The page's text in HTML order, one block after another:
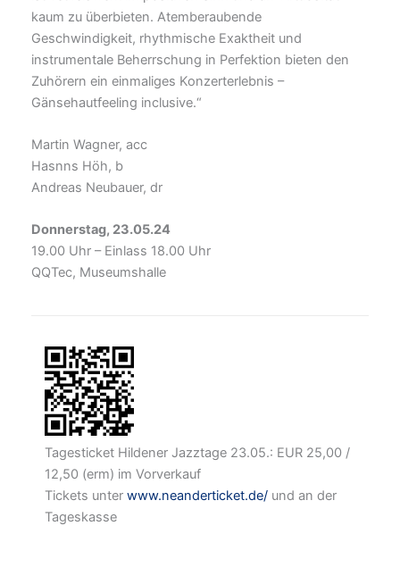
kaum zu überbieten. Atemberaubende
Geschwindigkeit, rhythmische Exaktheit und
instrumentale Beherrschung in Perfektion bieten den
Zuhörern ein einmaliges Konzerterlebnis –
Gänsehautfeeling inclusive.“
Martin Wagner, acc
Hasnns Höh, b
Andreas Neubauer, dr
Donnerstag, 23.05.24
19.00 Uhr – Einlass 18.00 Uhr
QQTec, Museumshalle
Tagesticket Hildener Jazztage 23.05.: EUR 25,00 /
12,50 (erm) im Vorverkauf
Tickets unter www.neanderticket.de/ und an der
Tageskasse